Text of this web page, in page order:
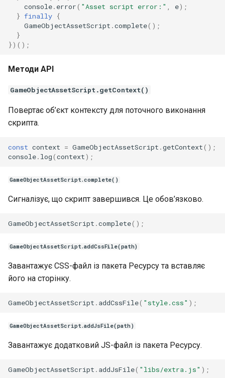
console. error( "Asset script error:" e);
} finally {
GameObjectAssetScript .complete();
}
})();
Методи API
GameObjectAssetScript.getContext()
Повертає об’єкт контексту для поточного виконання
скрипта.
const context = GameObjectAssetScript .getContext();
console. log(context);
GameObjectAssetScript.complete()
Сигналізує, що скрипт завершився. Це обов’язково.
GameObjectAssetScript .complete();
GameObjectAssetScript.addCssFile(path)
Завантажує CSS-файл із пакета Ресурсу та вставляє
його на сторінку.
GameObjectAssetScript . addCssFile( "style.css" );
GameObjectAssetScript.addJsFile(path)
Завантажує додатковий JS-файл із пакета Ресурсу.
GameObjectAssetScript . addJsFile( "libs/extra.js" );